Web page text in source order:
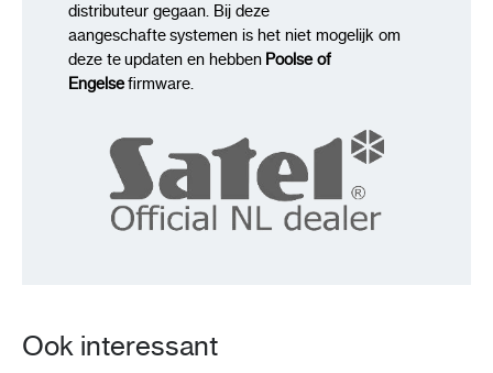
distributeur gegaan. Bij deze
aangeschafte systemen is het niet mogelijk om
deze te updaten en hebben Poolse of
Engelsefirmware.
Ook interessant